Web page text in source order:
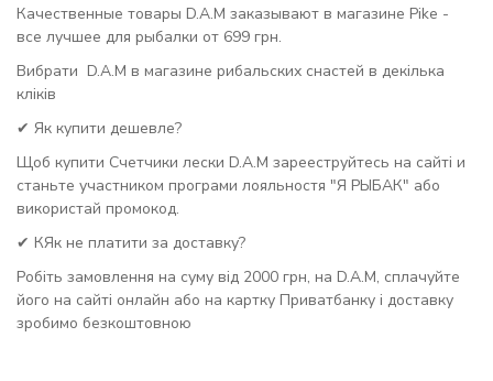
Качественные товары D.A.M заказывают в магазине Pike -
все лучшее для рыбалки от 699 грн.
Вибрати D.A.M в магазине рибальских снастей в декілька
кліків
✔ Як купити дешевле?
Щоб купити Счетчики лески D.A.M зарееструйтесь на сайті и
станьте участником програми лояльностя "Я РЫБАК" або
використай промокод.
✔ КЯк не платити за доставку?
Робіть замовлення на суму від 2000 грн, на D.A.M, сплачуйте
його на сайті онлайн або на картку Приватбанку і доставку
зробимо безкоштовною